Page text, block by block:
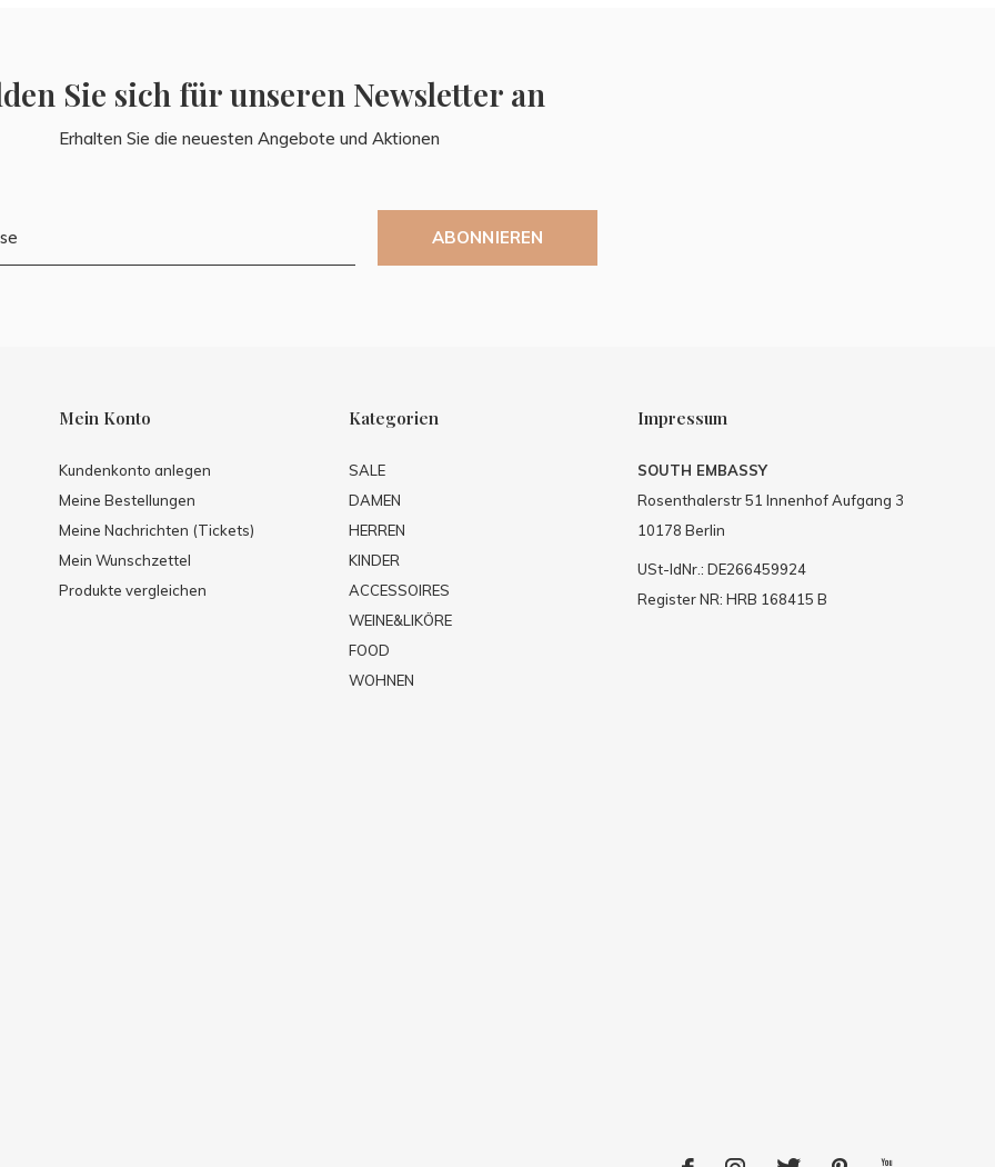
Sie sich für unseren Newsletter an
Erhalten Sie die neuesten Angebote und Aktionen
ABONNIEREN
Mein Konto
Kundenkonto anlegen
Meine Bestellungen
Meine Nachrichten (Tickets)
Mein Wunschzettel
Produkte vergleichen
Kategorien
SALE
DAMEN
HERREN
KINDER
ACCESSOIRES
WEINE&LIKÖRE
FOOD
WOHNEN
Impressum
SOUTH EMBASSY
Rosenthalerstr 51 Innenhof Aufgang 3
10178 Berlin
USt-IdNr.: DE266459924
Register NR: HRB 168415 B